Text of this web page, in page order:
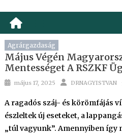
Agrárgazdaság
Május Végén
Mentességet A RSZKF
Posted
május 17, 2025 Author
DRNAGYISTVAN
A ragadós száj- és körömfájás
észleltek új eseteket, a
„túl vagyunk”. Amennyiben így